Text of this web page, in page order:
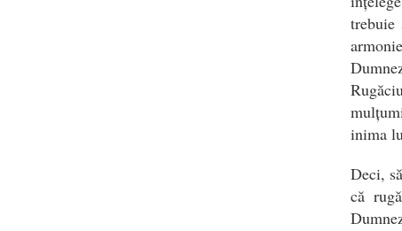
trebuie
inima
Deci,
că